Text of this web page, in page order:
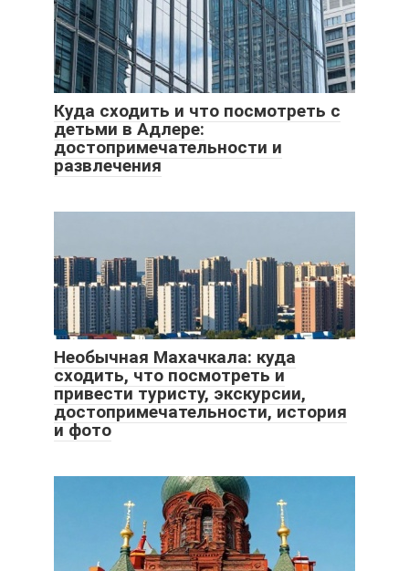
Куда сходить и что посмотреть с
детьми в Адлере:
достопримечательности и
развлечения
Необычная Махачкала: куда
сходить, что посмотреть и
привести туристу, экскурсии,
достопримечательности, история
и фото